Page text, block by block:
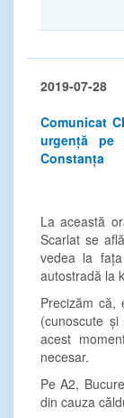
2019-07-28
Comunicat
urgență
Constanța
La această
Scarlat se
vedea la
autostradă la
Precizăm că,
(cunoscute
acest
necesar.
Pe A2,
din cauza